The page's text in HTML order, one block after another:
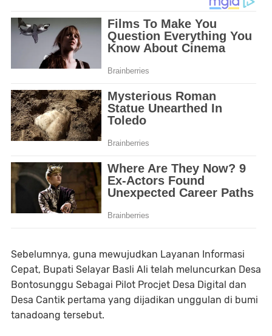
Sebelumnya, guna mewujudkan Layanan Informasi
Cepat, Bupati Selayar Basli Ali telah meluncurkan Desa
Bontosunggu Sebagai Pilot Procjet Desa Digital dan
Desa Cantik pertama yang dijadikan unggulan di bumi
tanadoang tersebut.